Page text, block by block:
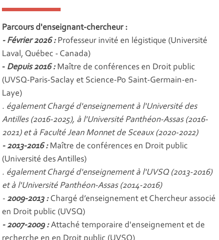
Parcours d'enseignant-chercheur :
- Février 2026 : Professeur invité en légistique (Université
Laval, Québec - Canada)
- Depuis 2016 : Maître de conférences en Droit public
(UVSQ-Paris-Saclay et Science-Po Saint-Germain-en-
Laye)
. également Chargé d'enseignement à l'Université des
Antilles (2016-2025), à l'Université Panthéon-Assas (2016-
2021) et à Faculté Jean Monnet de Sceaux (2020-2022)
- 2013-2016 : Maître de conférences en Droit public
(Université des Antilles)
. également Chargé d'enseignement à l'UVSQ (2013-2016)
et à l'Université Panthéon-Assas (2014-2016)
- 2009-2013 : Chargé d’enseignement et Chercheur associé
en Droit public (UVSQ)
- 2007-2009 : Attaché temporaire d'enseignement et de